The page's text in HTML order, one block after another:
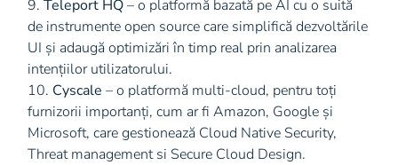
9. Teleport HQ– o platformă bazată pe AI cu o suită
de instrumente open source care simplifică dezvoltările
UI și adaugă optimizări în timp real prin analizarea
intențiilor utilizatorului.
10. Cyscale – o platformă multi-cloud, pentru toți
furnizorii importanți, cum ar fi Amazon, Google și
Microsoft, care gestionează Cloud Native Security,
Threat management si Secure Cloud Design.